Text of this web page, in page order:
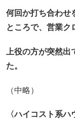
何回か打ち合わせ
ところで、 営業ク
上役の方が突然
た。
（中略）
〈ハイコスト系ハ